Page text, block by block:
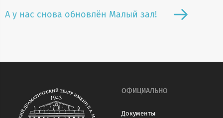
А у нас снова обновлён Малый зал!
ОФИЦИАЛЬНО
Документы